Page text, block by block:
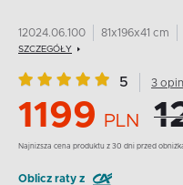
12024.06.100 81x196x41 cm
SZCZEGÓŁY
5 3
1199 PLN
Najnizsza cena produktu z 30 dni przed
Oblicz raty z